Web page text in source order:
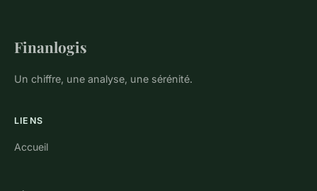
Finanlogis
Un chiffre, une analyse, une sérénité.
LIENS
Accueil